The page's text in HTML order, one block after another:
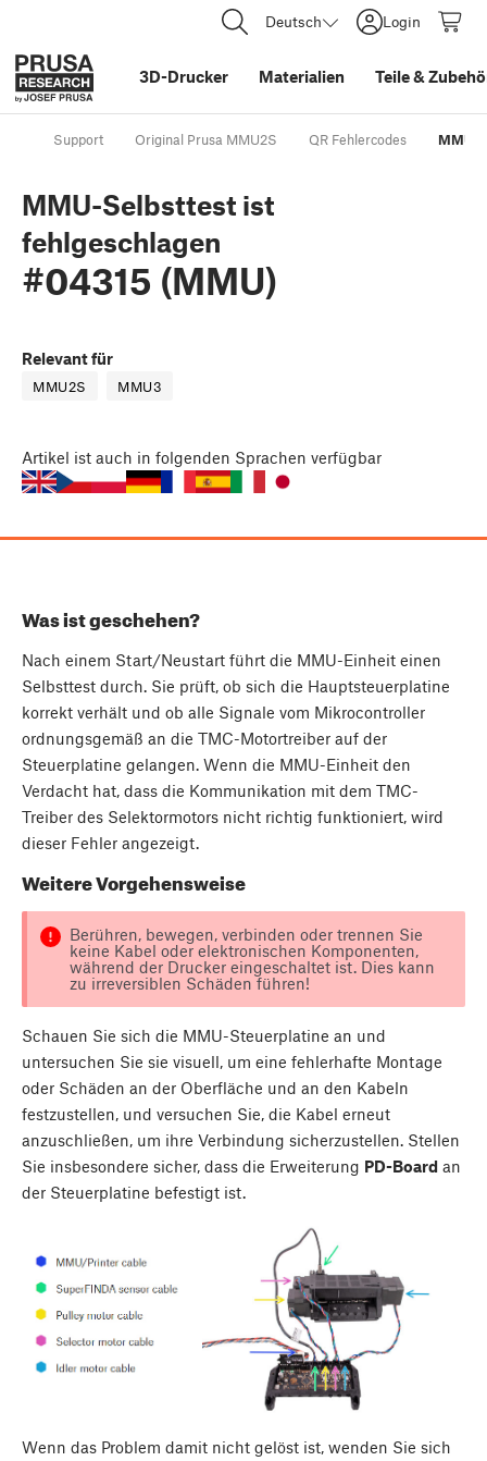
Deutsch Login
3D-Drucker Materialien Teile&
Support Original Prusa MMU2S QR Fehlercodes MMU-
MMU-Selbsttest ist
fehlgeschlagen
#04315 (MMU)
Relevant für
MMU2S MMU3
Artikel ist auch in folgenden Sprachen verfügbar
Was ist geschehen?
Nach einem Start/Neustart führt die MMU-Einheit einen
Selbsttest durch. Sie prüft, ob sich die Hauptsteuerplatine
korrekt verhält und ob alle Signale vom Mikrocontroller
ordnungsgemäß an die TMC-Motortreiber auf der
Steuerplatine gelangen. Wenn die MMU-Einheit den
Verdacht hat, dass die Kommunikation mit dem TMC-
Treiber des Selektormotors nicht richtig funktioniert, wird
dieser Fehler angezeigt.
Weitere Vorgehensweise
Berühren, bewegen, verbinden oder trennen Sie
keine Kabel oder elektronischen Komponenten,
während der Drucker eingeschaltet ist. Dies kann
zu irreversiblen Schäden führen!
Schauen Sie sich die MMU-Steuerplatine an und
untersuchen Sie sie visuell, um eine fehlerhafte Montage
oder Schäden an der Oberfläche und an den Kabeln
festzustellen, und versuchen Sie, die Kabel erneut
anzuschließen, um ihre Verbindung sicherzustellen. Stellen
Sie insbesondere sicher, dass die Erweiterung PD-Board an
der Steuerplatine befestigt ist.
Wenn das Problem damit nicht gelöst ist, wenden Sie sich